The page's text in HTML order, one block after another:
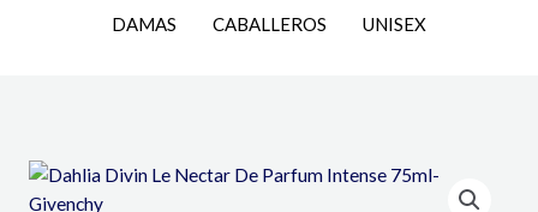
DAMAS CABALLEROS UNISEX